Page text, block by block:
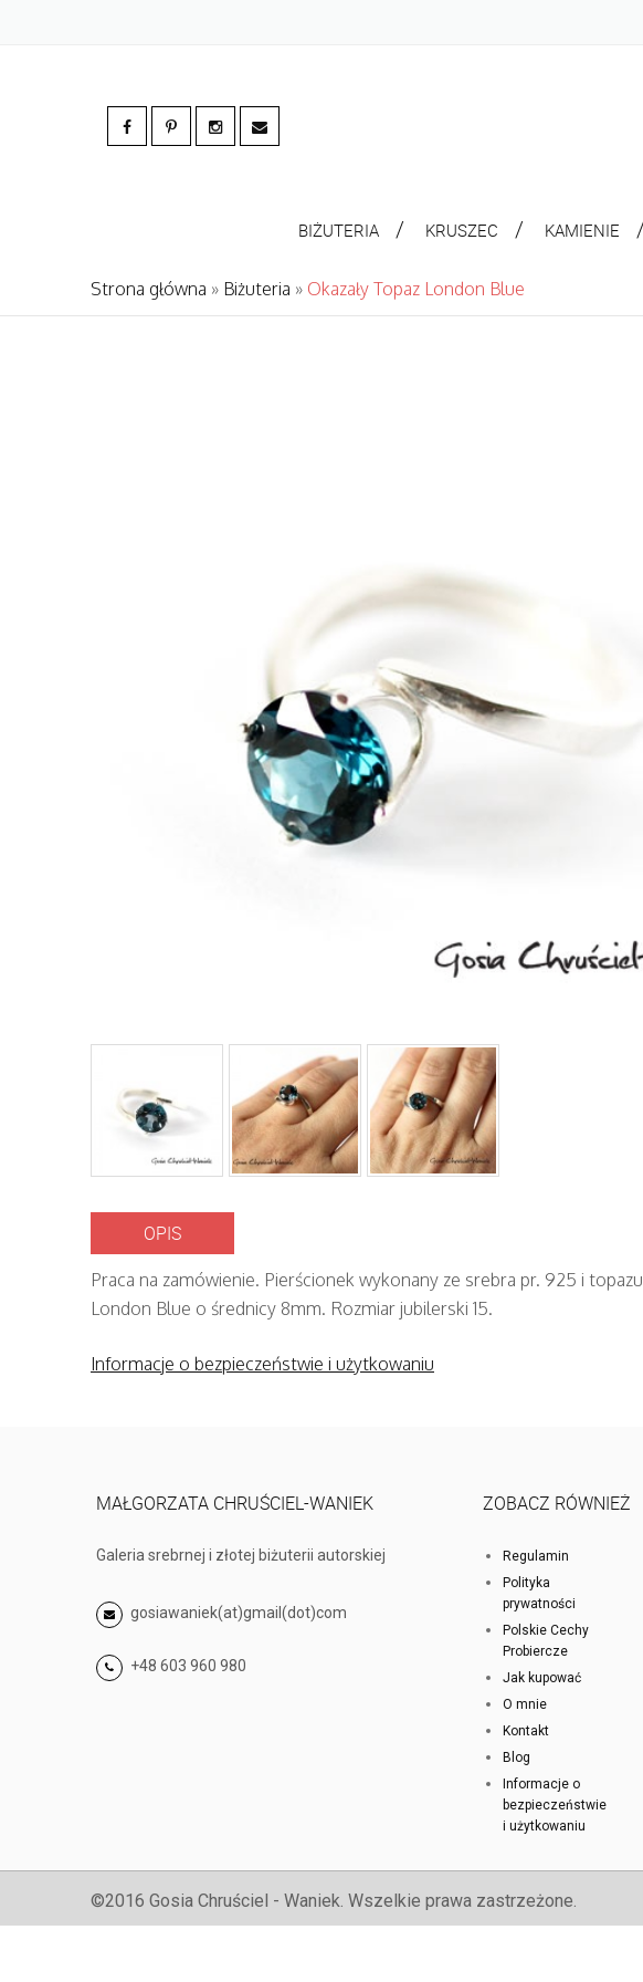
BIŻUTERIA KRUSZEC KAMIENIE
Strona główna » Biżuteria » Okazały Topaz London Blue
OPIS
Praca na zamówienie. Pierścionek wykonany ze srebra pr. 925 i topazu
London Blue o średnicy 8mm. Rozmiar jubilerski 15.
Informacje o bezpieczeństwie i użytkowaniu
MAŁGORZATA CHRUŚCIEL-WANIEK
Galeria srebrnej i złotej biżuterii autorskiej
gosiawaniek(at)gmail(dot)com
+48 603 960 980
ZOBACZ RÓWNIEŻ
Regulamin
Polityka
prywatności
Polskie Cechy
Probiercze
Jak kupować
O mnie
Kontakt
Blog
Informacje o
bezpieczeństwie
i użytkowaniu
©2016 Gosia Chruściel - Waniek. Wszelkie prawa zastrzeżone.